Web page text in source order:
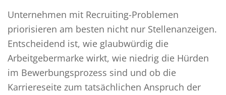
Unternehmen mit Recruiting-Problemen
priorisieren am besten nicht nur Stellenanzeigen.
Entscheidend ist, wie glaubwürdig die
Arbeitgebermarke wirkt, wie niedrig die Hürden
im Bewerbungsprozess sind und ob die
Karriereseite zum tatsächlichen Anspruch der